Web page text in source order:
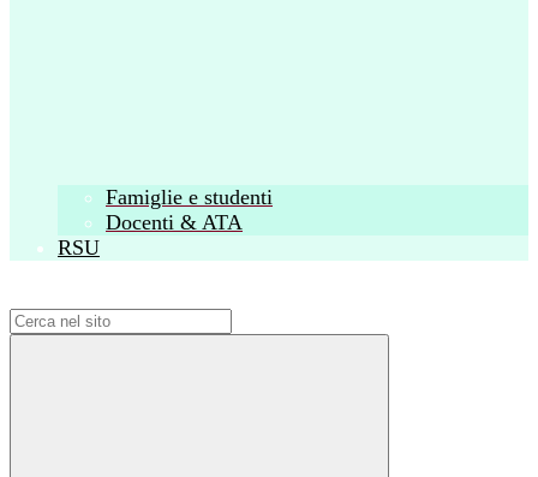
Famiglie e studenti
Docenti & ATA
RSU